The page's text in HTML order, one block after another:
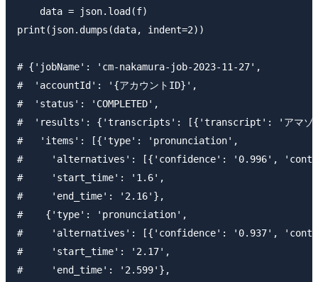
    data = json.load(f)
print(json.dumps(data, indent=2))
# {'jobName': 'cm-nakamura-job-2023-11-27',
#  'accountId': '{アカウントID}',
#  'status': 'COMPLETED',
#  'results': {'transcripts': [{'transcript': 'アマゾントランス
#   'items': [{'type': 'pronunciation',
#     'alternatives': [{'confidence': '0.996',
#     'start_time': '1.6',
#     'end_time': '2.16'},
#    {'type': 'pronunciation',
#     'alternatives': [{'confidence': '0.937',
#     'start_time': '2.17',
#     'end_time': '2.599'},